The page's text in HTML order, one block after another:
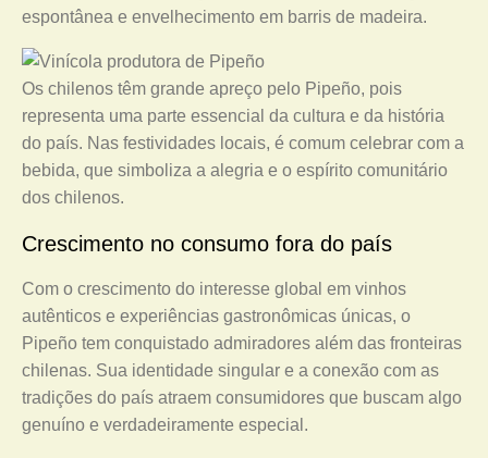
espontânea e envelhecimento em barris de madeira.
Os chilenos têm grande apreço pelo Pipeño, pois
representa uma parte essencial da cultura e da história
do país. Nas festividades locais, é comum celebrar com a
bebida, que simboliza a alegria e o espírito comunitário
dos chilenos.
Crescimento no consumo fora do país
Com o crescimento do interesse global em vinhos
autênticos e experiências gastronômicas únicas, o
Pipeño tem conquistado admiradores além das fronteiras
chilenas. Sua identidade singular e a conexão com as
tradições do país atraem consumidores que buscam algo
genuíno e verdadeiramente especial.